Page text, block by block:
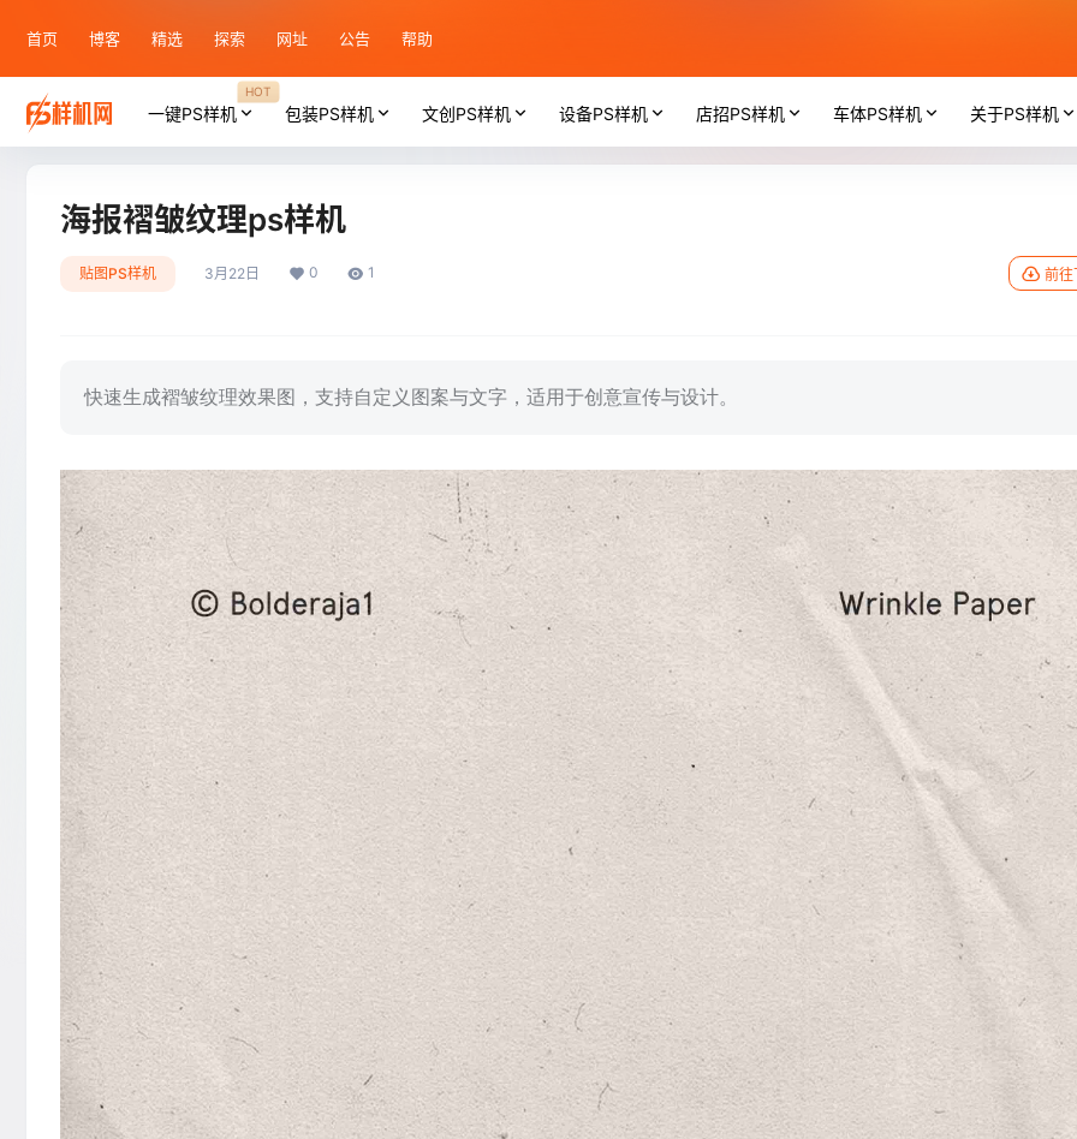
首页 博客 精选 探索 网址 公告 帮助
一键PS样机
HOT
包装PS样机 文创PS样机 设备PS样机 店招PS样机 车体PS样机 关于PS样机
海报褶皱纹理ps样机
贴图PS样机 3月22日 0 1 前往
快速生成褶皱纹理效果图，支持自定义图案与文字，适用于创意宣传与设计。